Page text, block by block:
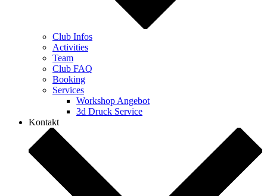
Club Infos
Activities
Team
Club FAQ
Booking
Services
Workshop Angebot
3d Druck Service
Kontakt